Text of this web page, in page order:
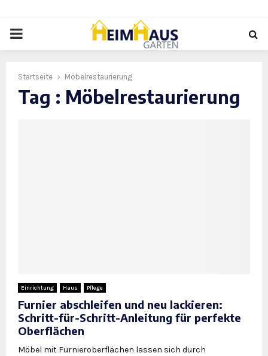
PRIMARY
Startseite Möbelrestaurierung
Tag : Möbelrestaurierung
Einrichtung Haus Pflege
Furnier abschleifen und neu lackieren:
Schritt-für-Schritt-Anleitung für perfekte
Oberflächen
Möbel mit Furnieroberflächen lassen sich durch